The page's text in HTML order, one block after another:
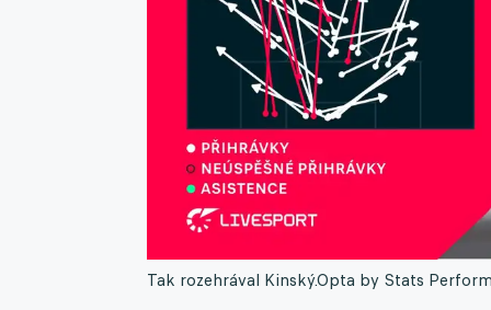
Tak rozehrával Kinský.Opta by Stats